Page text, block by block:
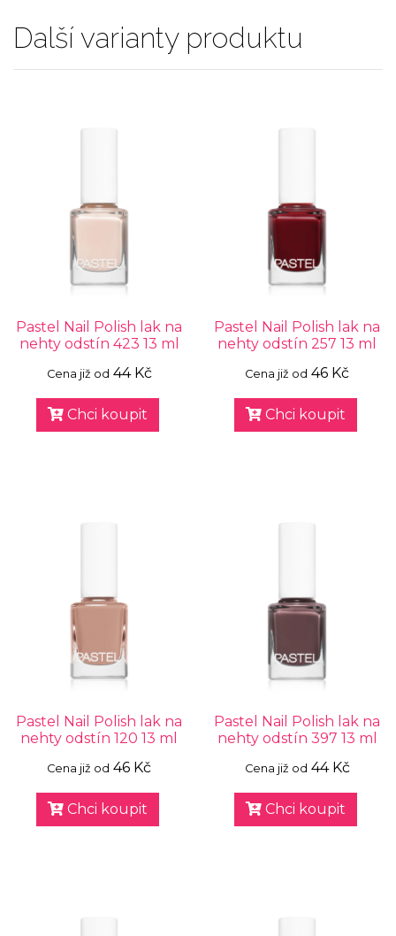
Další varianty produktu
Pastel Nail Polish lak na
nehty odstín 423 13 ml
Cena již od 44 Kč
Chci koupit
Pastel Nail Polish lak na
nehty odstín 257 13 ml
Cena již od 46 Kč
Chci koupit
Pastel Nail Polish lak na
nehty odstín 120 13 ml
Cena již od 46 Kč
Chci koupit
Pastel Nail Polish lak na
nehty odstín 397 13 ml
Cena již od 44 Kč
Chci koupit